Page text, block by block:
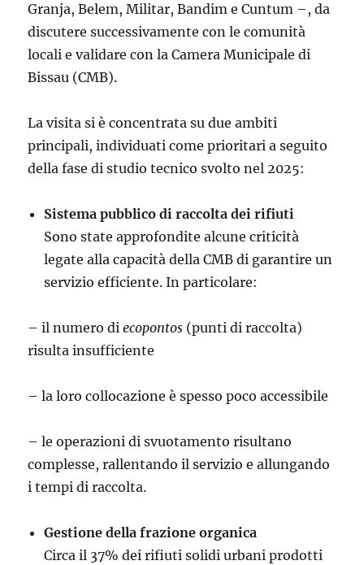
Granja, Belem, Militar, Bandim e Cuntum –, da
discutere successivamente con le comunità
locali e validare con la Camera Municipale di
Bissau (CMB).
La visita si è concentrata su due ambiti
principali, individuati come prioritari a seguito
della fase di studio tecnico svolto nel 2025:
Sistema pubblico di raccolta dei rifiuti
Sono state approfondite alcune criticità
legate alla capacità della CMB di garantire un
servizio efficiente. In particolare:
– il numero diecopontos (punti di raccolta)
risulta insufficiente
– la loro collocazione è spesso poco accessibile
– le operazioni di svuotamento risultano
complesse, rallentando il servizio e allungando
i tempi di raccolta.
Gestione della frazione organica
Circa il 37% dei rifiuti solidi urbani prodotti